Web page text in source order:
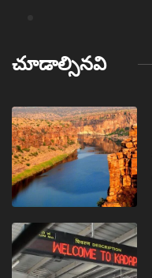
చూడాల్సినవి